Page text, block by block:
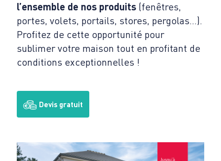
l’ensemble de nos produits(fenêtres,
portes, volets, portails, stores, pergolas…).
Profitez de cette opportunité pour
sublimer votre maison tout en profitant de
conditions exceptionnelles !
Devis gratuit